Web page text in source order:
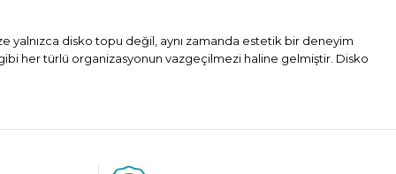
yalnızca disko topu değil, aynı zamanda estetik bir deneyim
her türlü organizasyonun vazgeçilmezi haline gelmiştir. Disko